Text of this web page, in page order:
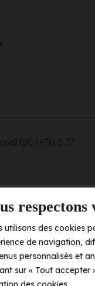
utilisons des cookies
de navigation,
personnalisés et
sur « Tout accepter
QC H7N 0J7